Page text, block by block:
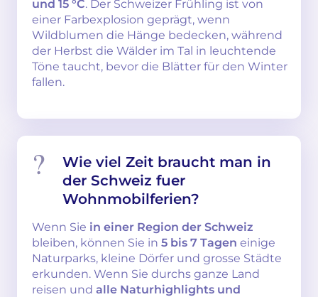
und 15 °C. Der Schweizer Frühling ist von
einer Farbexplosion geprägt, wenn
Wildblumen die Hänge bedecken, während
der Herbst die Wälder im Tal in leuchtende
Töne taucht, bevor die Blätter für den Winter
fallen.
Wie viel Zeit braucht man in
der Schweiz fuer
Wohnmobilferien?
Wenn Sie in einer Region der Schweiz
bleiben, können Sie in 5 bis 7 Tagen einige
Naturparks, kleine Dörfer und grosse Städte
erkunden. Wenn Sie durchs ganze Land
reisen und alle Naturhighlights und